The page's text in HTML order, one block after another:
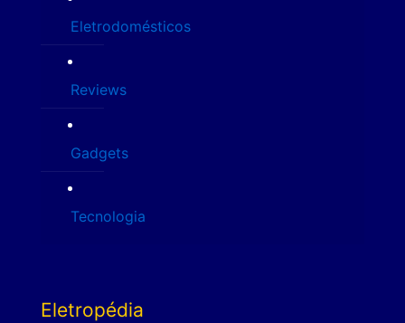
Eletrodomésticos
Reviews
Gadgets
Tecnologia
Eletropédia